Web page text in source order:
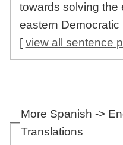
towards solving the
eastern
[view all sentence
More Spanish ->
Translations